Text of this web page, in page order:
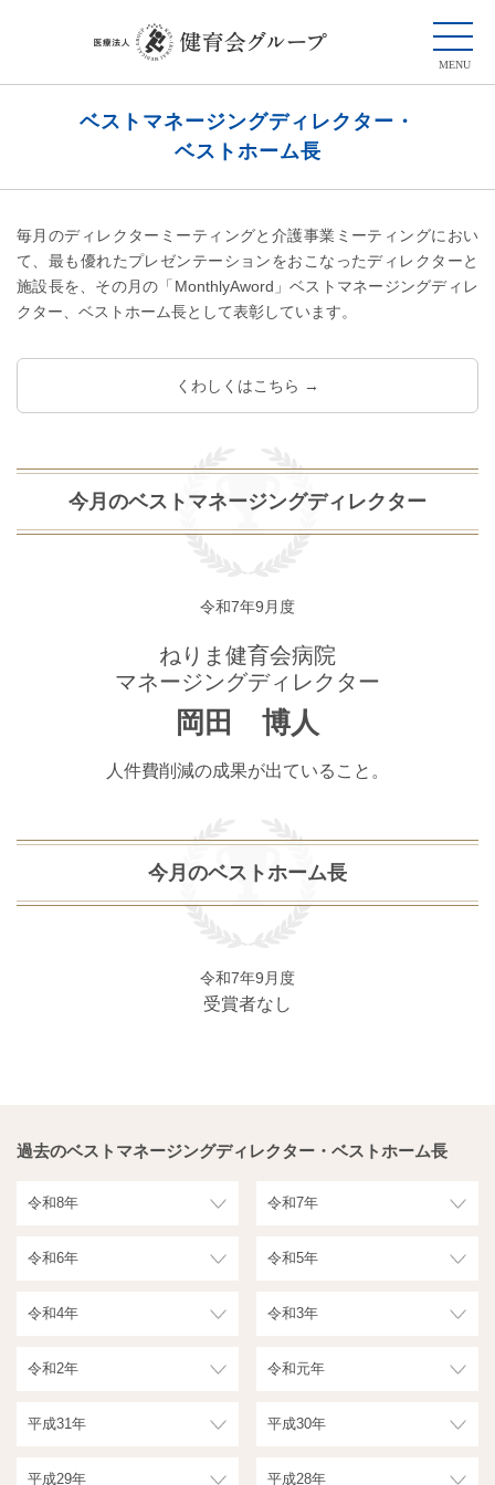
ベストマネージングディレクター・
ベストホーム長
毎月のディレクターミーティングと介護事業ミーティングにおい
て、最も優れたプレゼンテーションをおこなったディレクターと
施設長を、その月の「MonthlyAword」ベストマネージングディレ
クター、ベストホーム長として表彰しています。
くわしくはこちら →
今月のベストマネージングディレクター
令和7年9月度
ねりま健育会病院
マネージングディレクター
岡田 博人
人件費削減の成果が出ていること。
今月のベストホーム長
令和7年9月度
受賞者なし
過去のベストマネージングディレクター・ベストホーム長